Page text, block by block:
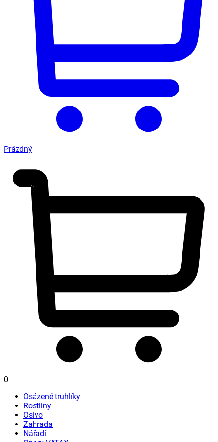
Prázdný
0
Osázené truhlíky
Rostliny
Osivo
Zahrada
Nářadí